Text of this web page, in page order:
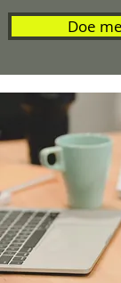
Doe